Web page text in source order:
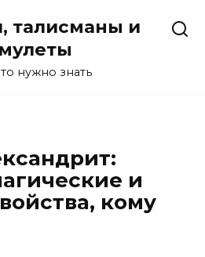
талисманы и
нужно знать
и
кому